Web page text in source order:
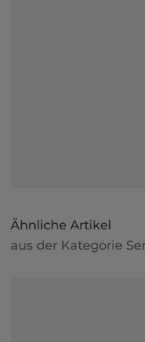
Ähnliche Artikel
aus der Kategorie